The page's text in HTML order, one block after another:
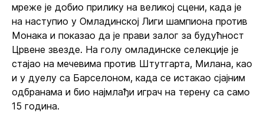
мреже је добио прилику на великој сцени, када је
на наступио у Омладинској Лиги шампиона против
Монака и показао да је прави залог за будућност
Црвене звезде. На голу омладинске селекције је
стајао на мечевима против Штутгарта, Милана, као
и у дуелу са Барселоном, када се истакао сјајним
одбранама и био најмлађи играч на терену са само
15 година.